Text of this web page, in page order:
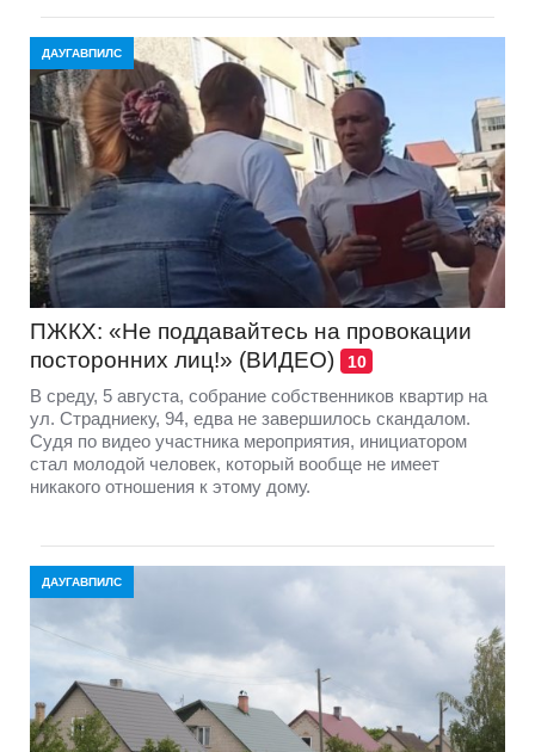
ДАУГАВПИЛС
ПЖКХ: «Не поддавайтесь на провокации
посторонних лиц!» (ВИДЕО)
10
В среду, 5 августа, собрание собственников квартир на
ул. Страдниеку, 94, едва не завершилось скандалом.
Судя по видео участника мероприятия, инициатором
стал молодой человек, который вообще не имеет
никакого отношения к этому дому.
ДАУГАВПИЛС